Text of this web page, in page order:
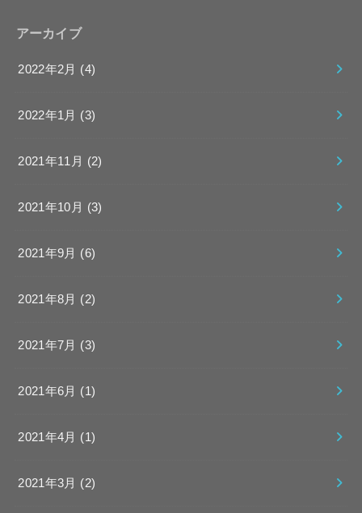
アーカイブ
2022年2月 (4)
2022年1月 (3)
2021年11月 (2)
2021年10月 (3)
2021年9月 (6)
2021年8月 (2)
2021年7月 (3)
2021年6月 (1)
2021年4月 (1)
2021年3月 (2)